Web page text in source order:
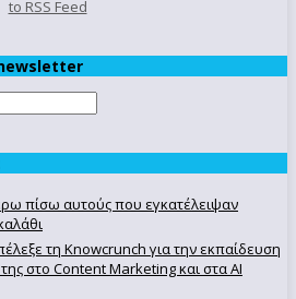
to RSS Feed
πίσω αυτούς που εγκατέλειψαν
τη Knowcrunch για την εκπαίδευση
στο Content Marketing και στα AI